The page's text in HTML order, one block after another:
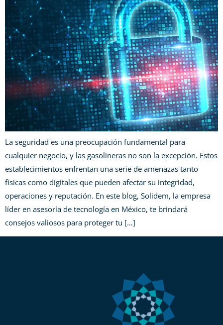
La seguridad es una preocupación fundamental para
cualquier negocio, y las gasolineras no son la excepción. Estos
establecimientos enfrentan una serie de amenazas tanto
físicas como digitales que pueden afectar su integridad,
operaciones y reputación. En este blog, Solidem, la empresa
líder en asesoría de tecnología en México, te brindará
consejos valiosos para proteger tu […]